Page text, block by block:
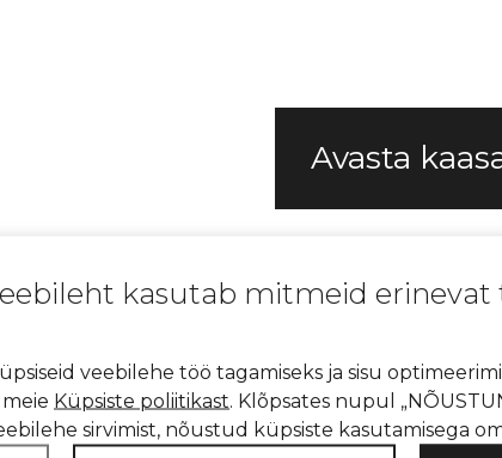
Avasta
kasutab mitmeid
veebilehe töö tagamiseks ja sisu
Küpsiste poliitikast. Klõpsates nupul
sirvimist, nõustud küpsiste kasutamisega